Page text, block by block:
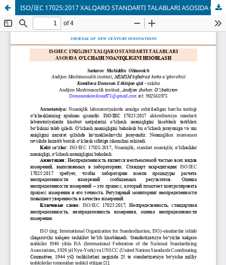
ISO/IEC 17025:2017 XALQARO STANDARTI TALABLARI ASOSIDA O‘LCHASH NOANIQLIGINI HISOBLASH